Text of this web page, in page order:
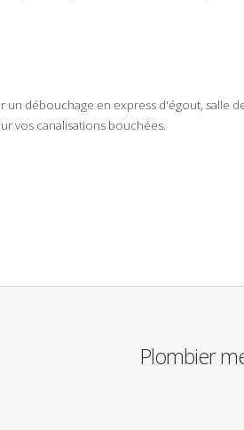
un débouchage en express d'égout, salle
vos canalisations bouchées.
Plombier